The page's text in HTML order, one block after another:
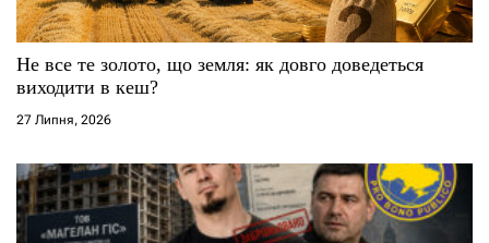
Не все те золото, що земля: як довго доведеться
виходити в кеш?
27 Липня, 2026